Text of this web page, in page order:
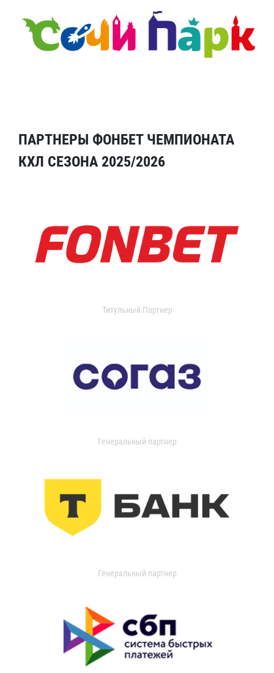
ПАРТНЕРЫ ФОНБЕТ ЧЕМПИОНАТА
КХЛ СЕЗОНА 2025/2026
Титульный Партнер
Генеральный партнер
Генеральный партнер